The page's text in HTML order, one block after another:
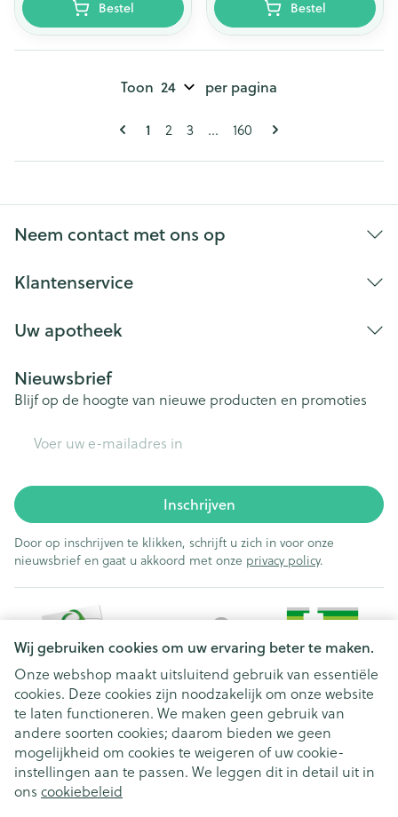
Wij gebruiken cookies om uw ervaring beter te maken.
Onze webshop maakt uitsluitend gebruik van essentiële
cookies. Deze cookies zijn noodzakelijk om onze website
te laten functioneren. We maken geen gebruik van
andere soorten cookies; daarom bieden we geen
mogelijkheid om cookies te weigeren of uw cookie-
instellingen aan te passen. We leggen dit in detail uit in
ons cookiebeleid
Bestel Bestel
Pagina's
U lees momenteel pagina
1 Pagina
2 Pagina
3 ... Pagina
160
Toon per pagina
Neem contact met ons op
Klantenservice
Uw apotheek
Nieuwsbrief
Blijf op de hoogte van nieuwe producten en promoties
Inschrijven
Door op inschrijven te klikken, schrijft u zich in voor onze
nieuwsbrief en gaat u akkoord met onze privacy policy.
Juridische links